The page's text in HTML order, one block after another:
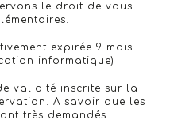
le droit de vous
expirée 9 mois
informatique)
validité inscrite sur la
A savoir que les
très demandés.